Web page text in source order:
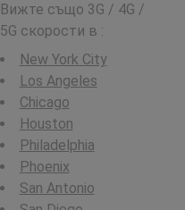
Вижте също 3G / 4G /
5G скорости в :
New York City
Los Angeles
Chicago
Houston
Philadelphia
Phoenix
San Antonio